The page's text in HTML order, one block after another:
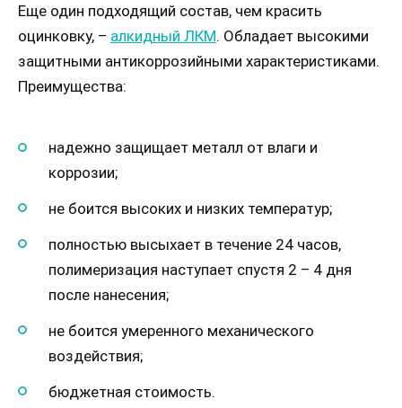
Еще один подходящий состав, чем красить
оцинковку, – алкидный ЛКМ. Обладает высокими
защитными антикоррозийными характеристиками.
Преимущества:
надежно защищает металл от влаги и
коррозии;
не боится высоких и низких температур;
полностью высыхает в течение 24 часов,
полимеризация наступает спустя 2 – 4 дня
после нанесения;
не боится умеренного механического
воздействия;
бюджетная стоимость.